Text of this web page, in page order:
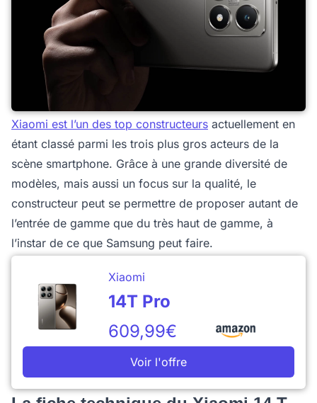
Xiaomi est l’un des top constructeurs actuellement en
étant classé parmi les trois plus gros acteurs de la
scène smartphone. Grâce à une grande diversité de
modèles, mais aussi un focus sur la qualité, le
constructeur peut se permettre de proposer autant de
l’entrée de gamme que du très haut de gamme, à
l’instar de ce que Samsung peut faire.
Xiaomi
14T Pro
609,99€
Voir l'offre